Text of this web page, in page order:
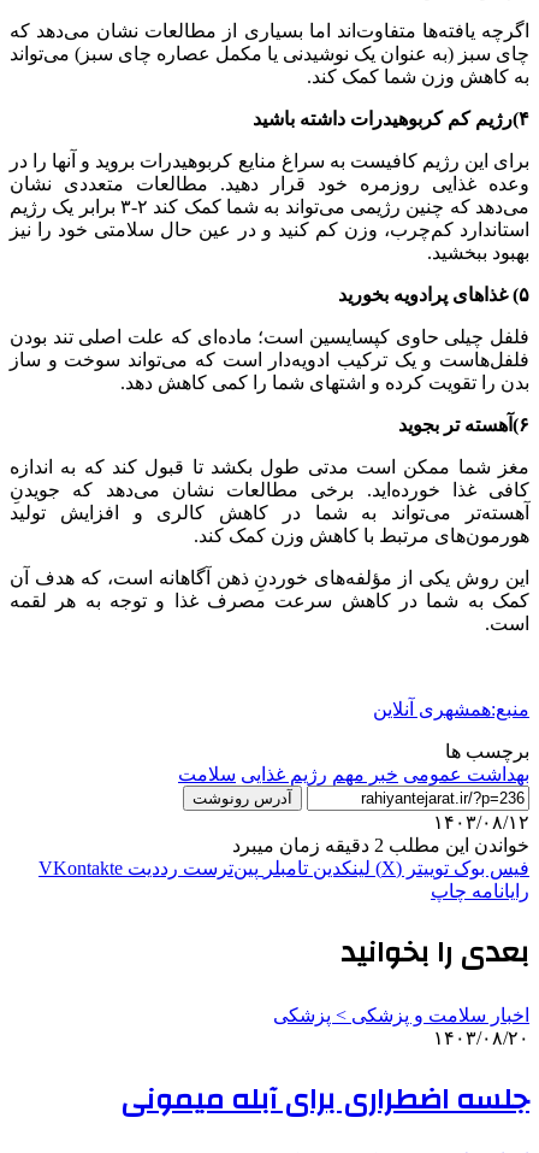
اگرچه یافته‌ها متفاوت‌اند اما بسیاری از مطالعات نشان می‌دهد که
چای سبز (به عنوان یک نوشیدنی یا مکمل عصاره چای سبز) می‌تواند
به کاهش وزن شما کمک کند.
۴)رژیم کم کربوهیدرات داشته باشید
برای این رژیم کافیست به سراغ منایع کربوهیدرات بروید و آنها را در
وعده غذایی روزمره خود قرار دهید. مطالعات متعددی نشان
می‌دهد که چنین رژیمی می‌تواند به شما کمک کند ۲-۳ برابر یک رژیم
استاندارد کم‌چرب، وزن کم کنید و در عین حال سلامتی خود را نیز
بهبود ببخشید.
۵) غذاهای پرادویه بخورید
فلفل‌ چیلی حاوی کپسایسین است؛ ماده‌ای که علت اصلی تند بودن
فلفل‌هاست و یک ترکیب ادویه‌دار است که می‌تواند سوخت و ساز
بدن را تقویت کرده و اشتهای شما را کمی کاهش دهد.
۶)آهسته تر بجوید
مغز شما ممکن است مدتی طول بکشد تا قبول کند که به اندازه
کافی غذا خورده‌اید. برخی مطالعات نشان می‌دهد که جویدنِ
آهسته‌تر می‌تواند به شما در کاهش کالری و افزایش تولید
هورمون‌های مرتبط با کاهش وزن کمک کند.
این روش یکی از مؤلفه‌های خوردنِ ذهن آگاهانه است، که هدف آن
کمک به شما در کاهش سرعت مصرف غذا و توجه به هر لقمه
است.
منبع:همشهری آنلاین
برچسب ها
بهداشت عمومی خبر مهم رژیم غذایی سلامت
آدرس رونوشت
۱۴۰۳/۰۸/۱۲
خواندن این مطلب 2 دقیقه زمان میبرد
فیس بوک توییتر (X) لینکدین ‫تامبلر ‫پین‌ترست ‫رددیت ‫VKontakte
رایانامه چاپ
بعدی را بخوانید
اخبار سلامت و پزشکی > پزشکی
۱۴۰۳/۰۸/۲۰
جلسه اضطراری برای آبله میمونی